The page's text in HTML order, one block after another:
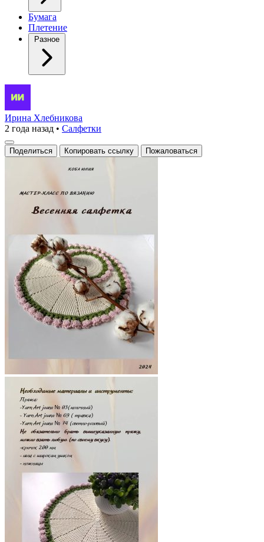
Бумага
Плетение
Разное
Весенняя
салфетка:
круглая
вязаная
изящными
деталями.
Ирина Хлебникова
2 года назад • Салфетки
Поделиться Копировать ссылку Пожаловаться